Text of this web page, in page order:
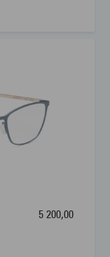
5 200,00